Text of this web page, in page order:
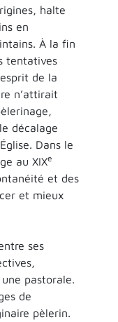
halte
en
À la fin
tentatives
de la
n’attirait
décalage
Dans le
au XIXe
et des
et mieux
ses
pastorale.
de
pèlerin.